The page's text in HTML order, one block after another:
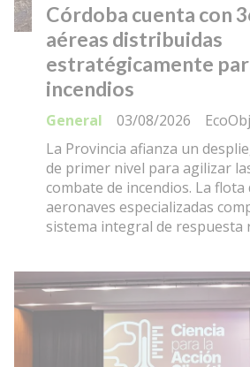
Córdoba cuenta con
aéreas distribuidas
estratégicamente
incendios
General
03/08/2026
La Provincia afianza un
de primer nivel para agilizar
combate de incendios. La flota
aeronaves especializadas
sistema integral de respuesta